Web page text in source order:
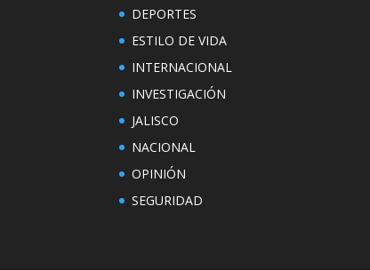
DEPORTES
ESTILO DE VIDA
INTERNACIONAL
INVESTIGACIÓN
JALISCO
NACIONAL
OPINIÓN
SEGURIDAD